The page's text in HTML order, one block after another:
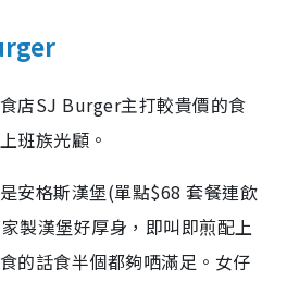
店SJ Burger主打較貴價的食
班族光顧。
安格斯漢堡(單點$68 套餐連飲
製漢堡好厚身，即叫即煎配上
的話食半個都夠哂滿足。女仔